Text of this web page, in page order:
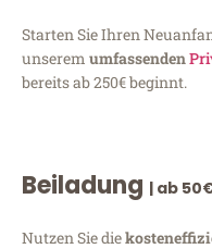
Starten Sie Ihren
unserem umfassenden
bereits ab 250€ beginnt.
Beiladung | ab
Nutzen Sie die